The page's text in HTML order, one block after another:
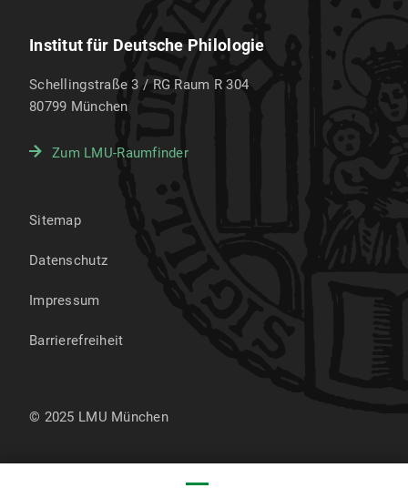
Institut für Deutsche Philologie
Schellingstraße 3 / RG Raum R 304
80799 München
Zum LMU-Raumfinder
Sitemap
Datenschutz
Impressum
Barrierefreiheit
© 2025 LMU München